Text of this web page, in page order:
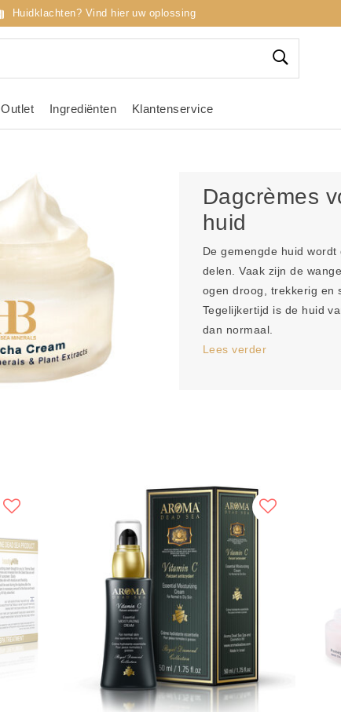
Huidklachten? Vind hier uw oplossing
Outlet Ingrediënten Klantenservice
Dagcrèmes
huid
De gemengde huid
delen. Vaak zijn de
ogen droog, trekkerig en
Tegelijkertijd is de huid
dan normaal.
Lees verder